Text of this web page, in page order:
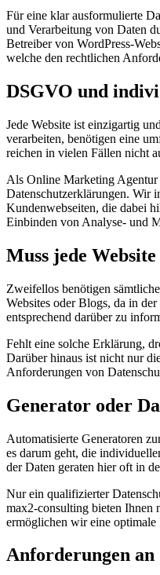
Für eine klar ausformulierte
und Verarbeitung von Daten
Betreiber von WordPress-
welche den rechtlichen
DSGVO und
Jede Website ist einzigartig
verarbeiten, benötigen eine
reichen in vielen Fällen nicht
Als Online Marketing Agentur
Datenschutzerklärungen. Wir
Kundenwebseiten, die dabei
Einbinden von Analyse- und
Muss jede
Zweifellos benötigen
Websites oder Blogs, da in
entsprechend darüber zu
Fehlt eine solche Erklärung,
Darüber hinaus ist nicht nur
Anforderungen von
Generator oder
Automatisierte Generatoren
es darum geht, die
der Daten geraten hier oft in
Nur ein qualifizierter
max2-consulting bieten Ihnen
ermöglichen wir eine optimale
Anforderungen